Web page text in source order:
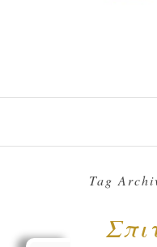
Tag